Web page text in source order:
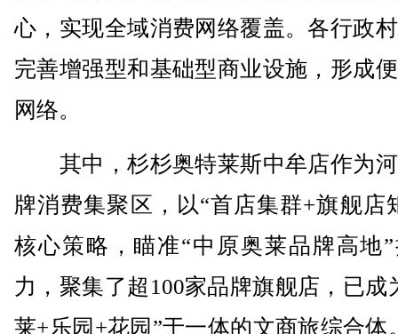
心，实现全域消费网络覆盖。各行政
完善增强型和基础型商业设施，形成
网络。
其中，杉杉奥特莱斯中牟店作为
牌消费集聚区，以“首店集群+旗舰店
核心策略，瞄准“中原奥莱品牌高地
力，聚集了超100家品牌旗舰店，已成
莱+乐园+花园”于一体的文商旅综合体